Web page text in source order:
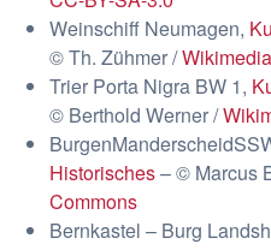
Weinschiff Neumagen,
© Th. Zühmer /
Trier Porta Nigra BW 1,
© Berthold Werner /
Historisches– © Marcus
Commons
Bernkastel – Burg